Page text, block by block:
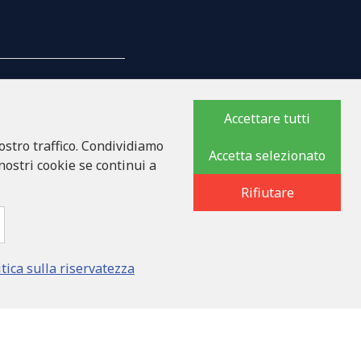
iela 32 - 7, LV-1046
traffico. Condividiamo
cookie se continui a
sulla riservatezza
Accettare tutti
Accetta selezionato
Rifiutare